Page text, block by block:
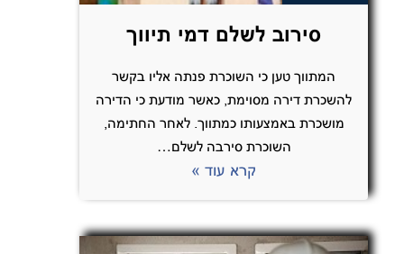
סירוב לשלם דמי תיווך
המתווך טען כי השוכרת פנתה אליו בקשר
להשכרת דירה מסוימת, כאשר מודעת כי הדירה
מושכרת באמצעותו כמתווך. לאחר החתימה,
השוכרת סירבה לשלם…
קרא עוד »